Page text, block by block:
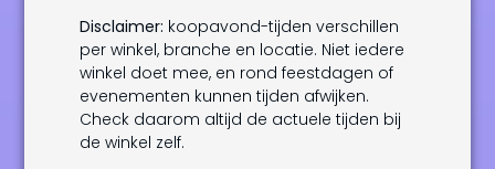
Disclaimer: koopavond-tijden verschillen
per winkel, branche en locatie. Niet iedere
winkel doet mee, en rond feestdagen of
evenementen kunnen tijden afwijken.
Check daarom altijd de actuele tijden bij
de winkel zelf.